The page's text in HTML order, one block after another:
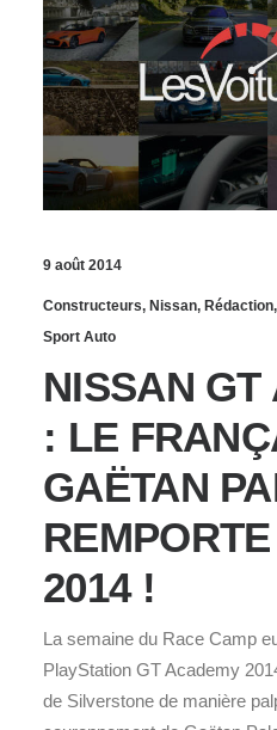
9 août 2014
Constructeurs, Nissan, Rédaction,
Sport Auto
NISSAN GT
: LE
GAËTAN
2014 !
La semaine du Race Camp
PlayStation GT Academy
de Silverstone de manière